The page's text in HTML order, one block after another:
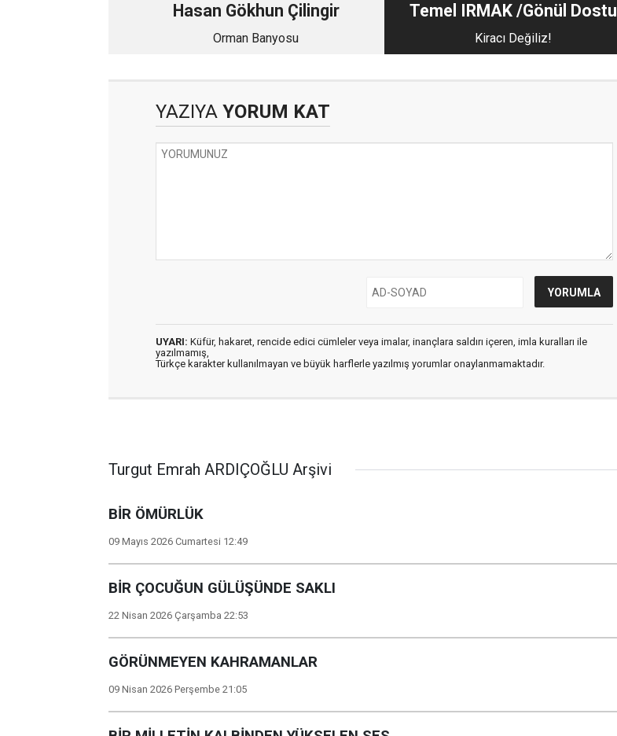
Hasan Gökhun Çilingir
Orman Banyosu
Temel IRMAK /Gönül Dostu
Kiracı Değiliz!
YAZIYA YORUM KAT
UYARI: Küfür, hakaret, rencide edici cümleler veya imalar, inançlara saldırı içeren, imla kuralları ile
yazılmamış,
Türkçe karakter kullanılmayan ve büyük harflerle yazılmış yorumlar onaylanmamaktadır.
Turgut Emrah ARDIÇOĞLU Arşivi
BİR ÖMÜRLÜK
09 Mayıs 2026 Cumartesi 12:49
BİR ÇOCUĞUN GÜLÜŞÜNDE SAKLI
22 Nisan 2026 Çarşamba 22:53
GÖRÜNMEYEN KAHRAMANLAR
09 Nisan 2026 Perşembe 21:05